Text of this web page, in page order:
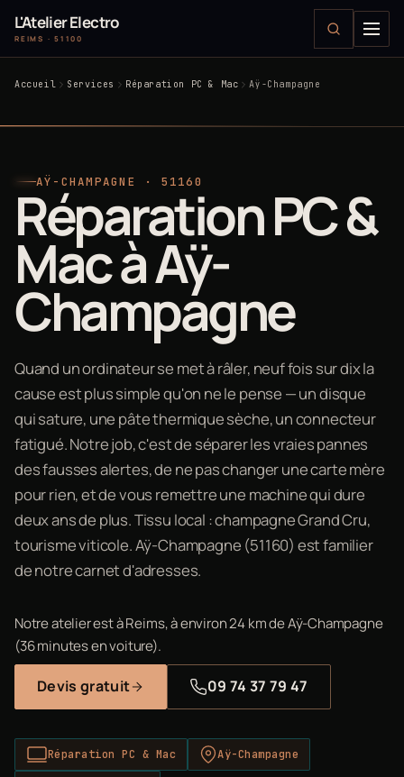
L'Atelier Electro
REIMS · 51100
Accueil Services Réparation PC & Mac Aÿ-Champagne
AŸ-CHAMPAGNE · 51160
Réparation PC &
Mac à Aÿ-
Champagne
Quand un ordinateur se met à râler, neuf fois sur dix la
cause est plus simple qu'on ne le pense — un disque
qui sature, une pâte thermique sèche, un connecteur
fatigué. Notre job, c'est de séparer les vraies pannes
des fausses alertes, de ne pas changer une carte mère
pour rien, et de vous remettre une machine qui dure
deux ans de plus. Tissu local : champagne Grand Cru,
tourisme viticole. Aÿ-Champagne (51160) est familier
de notre carnet d'adresses.
Notre atelier est à Reims, à environ 24 km de Aÿ-Champagne
(36 minutes en voiture).
Devis gratuit 09 74 37 79 47
Réparation PC & Mac Aÿ-Champagne